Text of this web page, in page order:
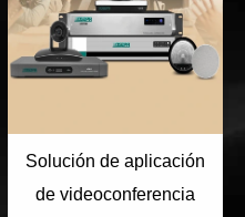
Solución de aplicación
de videoconferencia